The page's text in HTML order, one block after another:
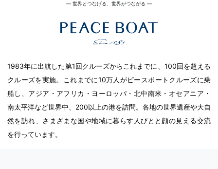
― 世界とつなげる、世界がつながる ―
1983年に出航した第1回クルーズからこれまでに、100回を超える
クルーズを実施。これまでに10万人がピースボートクルーズに乗
船し、アジア・アフリカ・ヨーロッパ・北中南米・オセアニア・
南太平洋など世界中、200以上の港を訪問。各地の世界遺産や大自
然を訪れ、さまざまな国や地域に暮らす人びとと顔の見える交流
を行っています。